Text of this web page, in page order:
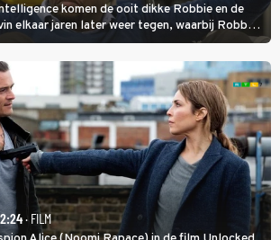
komen de ooit dikke Robbie en de
elkaar jaren later weer tegen, waarbij Robbie,
en werkzaam voor de CIA, Calvins hulp
· FILM